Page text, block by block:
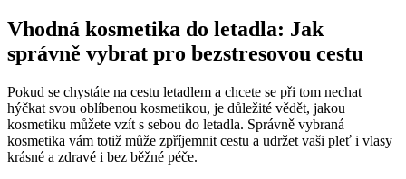
Vhodná kosmetika do letadla: Jak
správně vybrat pro bezstresovou cestu
Pokud se chystáte na cestu letadlem a chcete se při tom nechat
hýčkat svou oblíbenou kosmetikou, je důležité vědět, jakou
kosmetiku můžete vzít s sebou do letadla. Správně vybraná
kosmetika vám totiž může zpříjemnit cestu a udržet vaši pleť i vlasy
krásné a zdravé i bez běžné péče.